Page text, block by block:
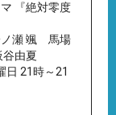
『絶対零度
瀬 颯 馬場
由夏
21時～21